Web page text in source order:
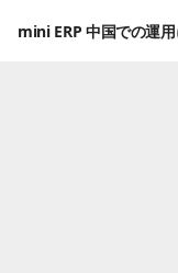
mini ERP 中国での運